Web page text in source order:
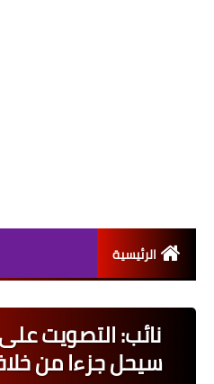
الرئيسية
نائب: التصويت
سيحل جزءا من